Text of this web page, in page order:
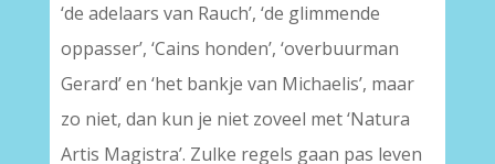
‘de adelaars van Rauch’, ‘de glimmende
oppasser’, ‘Cains honden’, ‘overbuurman
Gerard’ en ‘het bankje van Michaelis’, maar
zo niet, dan kun je niet zoveel met ‘Natura
Artis Magistra’. Zulke regels gaan pas leven